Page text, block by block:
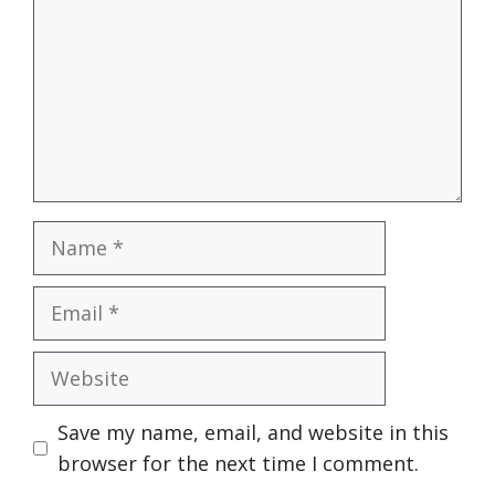
Name
Email
Website
Save my name, email, and website in this
browser for the next time I comment.